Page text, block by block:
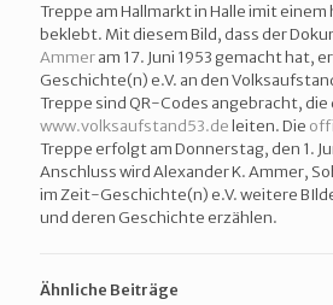
Treppe am Hallmarkt in Halle imit
beklebt. Mit diesem Bild, dass der
Ammeram 17. Juni 1953 gemacht hat,
Geschichte(n) e.V. an den
Treppe sind QR-Codes angebracht,
www.volksaufstand53.deleiten. Die
Treppe erfolgt am Donnerstag, den 1.
Anschluss wird Alexander K. Ammer,
im Zeit-Geschichte(n) e.V. weitere
und deren Geschichte erzählen.
Ähnliche Beiträge